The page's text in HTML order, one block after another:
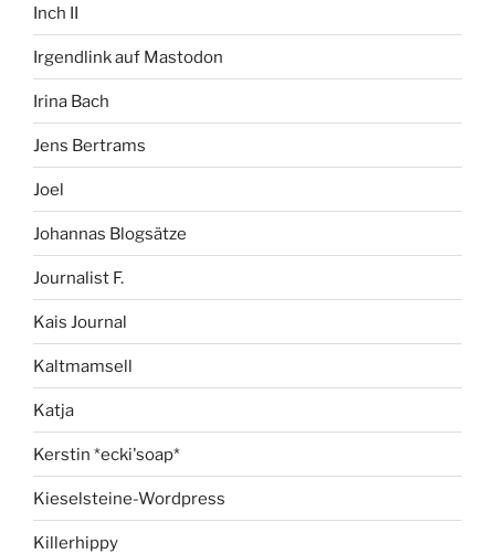
Inch II
Irgendlink auf Mastodon
Irina Bach
Jens Bertrams
Joel
Johannas Blogsätze
Journalist F.
Kais Journal
Kaltmamsell
Katja
Kerstin *ecki'soap*
Kieselsteine-Wordpress
Killerhippy